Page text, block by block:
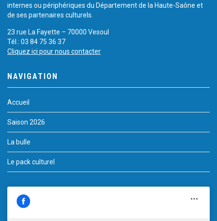
internes ou périphériques du Département de la Haute-Saône et
de ses partenaires culturels.
23 rue La Fayette – 70000 Vesoul
Tél.: 03 84 75 36 37
Cliquez ici pour nous contacter
NAVIGATION
Accueil
Saison 2026
La bulle
Le pack culturel